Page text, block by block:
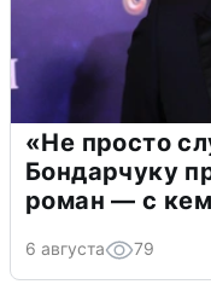
«Не просто
Бондарчуку
роман — с кем
6 августа 79